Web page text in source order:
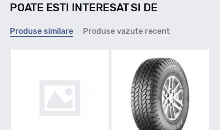
Indice viteza
POATE ESTI INTERESAT SI DE
Produse similare Produse vazute recent